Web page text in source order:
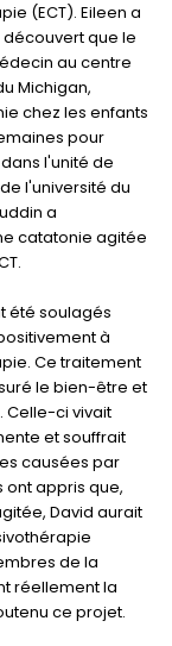
(ECT). Eileen a
que le
au centre
Michigan,
chez les enfants
pour
l'unité de
l'université du
a
catatonie agitée
été soulagés
à
Ce traitement
le bien-être et
Celle-ci vivait
et souffrait
causées par
ont appris que,
David aurait
de la
réellement la
ce projet.